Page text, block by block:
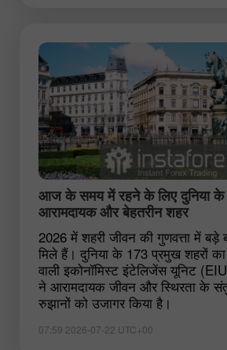
आज के समय में रहने के लिए दुनिया
आरामदायक और बेहतरीन शहर
2026 में शहरी जीवन की गुणवत्ता में
मिले हैं। दुनिया के 173 प्रमुख शहरों
वाली इकोनॉमिस्ट इंटेलिजेंस यूनिट
ने आरामदायक जीवन और स्थिरता के
रुझानों को उजागर किया है।
07:59 2026-07-22 UTC+00